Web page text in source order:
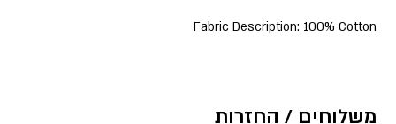
Fabric Description: 100% Cotton
משלוחים / החזרות